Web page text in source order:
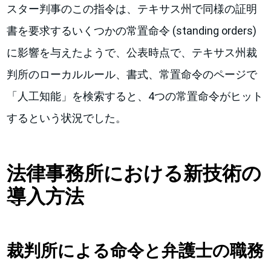
スター判事のこの指令は、テキサス州で同様の証明
書を要求するいくつかの常置命令 (standing orders)
に影響を与えたようで、公表時点で、テキサス州裁
判所のローカルルール、書式、常置命令のページで
「人工知能」を検索すると、4つの常置命令がヒット
するという状況でした。
法律事務所における新技術の
導入方法
裁判所による命令と弁護士の職務